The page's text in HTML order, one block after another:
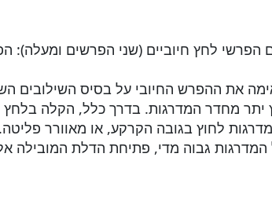
הפרשי לחץ חיוביים (שני הפרשים ומעלה):
את ההפרש החיובי על בסיס השילובים
יתר מחדר המדרגות. בדרך כלל, הקלה בלחץ
לחוץ בגובה הקרקע, או מאוורר פליטה.
גבוה מדי, פתיחת הדלת המובילה